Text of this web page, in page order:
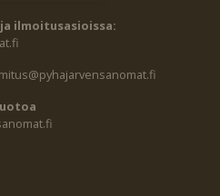
ilmoitusasioissa: